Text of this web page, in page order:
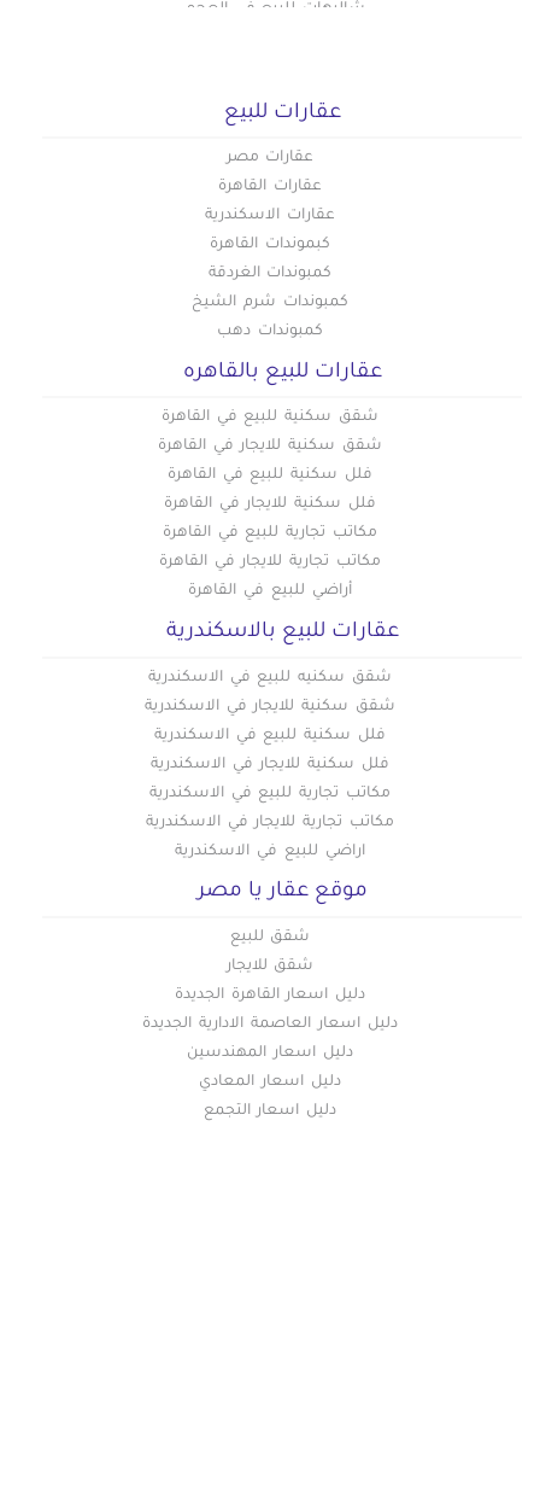
شاليهات للبيع في العجمى
شاليهات للبيع في الغردقة
شاليهات للبيع في العلمين الجديدة
شاليهات للبيع في المعمورة
شاليهات للبيع في مرسى مطروح
شاليهات للبيع في دهب
شاليهات للبيع في دمياط الجديدة
شاليهات للبيع في راس البر
شاليهات للبيع في بور سعيد
شاليهات للبيع في الجونة
شاليهات للبيع في مرسى علم
عقارات للبيع
عقارات مصر
عقارات القاهرة
عقارات الاسكندرية
كبموندات القاهرة
كمبوندات الغردقة
كمبوندات شرم الشيخ
كمبوندات دهب
عقارات للبيع بالقاهره
شقق سكنية للبيع في القاهرة
شقق سكنية للايجار في القاهرة
فلل سكنية للبيع في القاهرة
فلل سكنية للايجار في القاهرة
مكاتب تجارية للبيع في القاهرة
مكاتب تجارية للايجار في القاهرة
أراضي للبيع في القاهرة
عقارات للبيع بالاسكندرية
شقق سكنيه للبيع في الاسكندرية
شقق سكنية للايجار في الاسكندرية
فلل سكنية للبيع في الاسكندرية
فلل سكنية للايجار في الاسكندرية
مكاتب تجارية للبيع في الاسكندرية
مكاتب تجارية للايجار في الاسكندرية
اراضي للبيع في الاسكندرية
موقع عقار يا مصر
شقق للبيع
شقق للايجار
دليل اسعار القاهرة الجديدة
دليل اسعار العاصمة الادارية الجديدة
دليل اسعار المهندسين
دليل اسعار المعادي
دليل اسعار التجمع